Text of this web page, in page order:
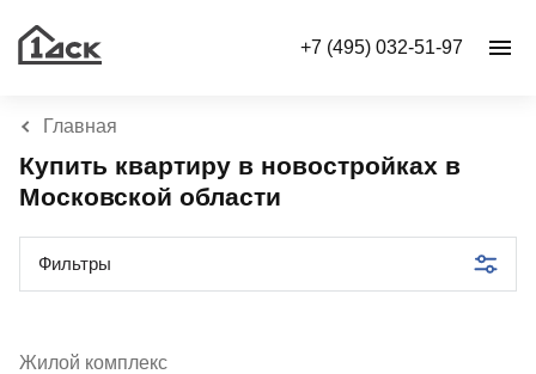
+7 (495) 032-51-97
Главная
Купить квартиру в новостройках в
Московской области
Фильтры
Жилой комплекс